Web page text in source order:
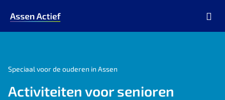
Speciaal voor de ouderen in Assen
Activiteiten voor senioren